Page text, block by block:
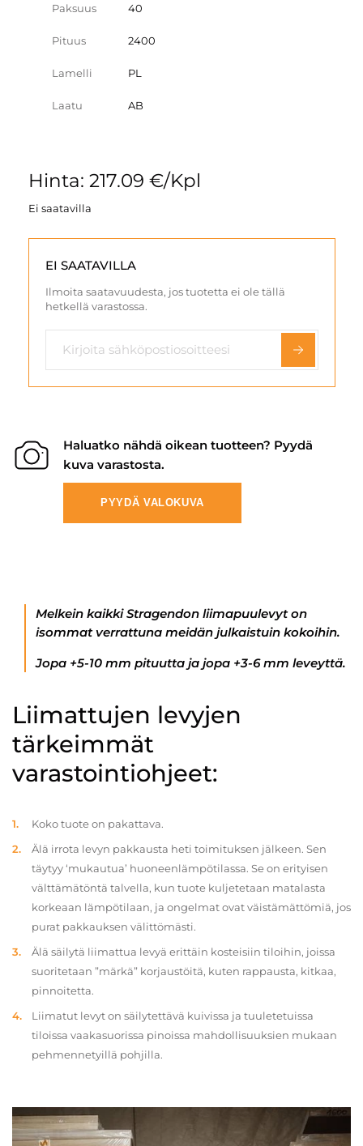
Paksuus 40
Pituus 2400
Lamelli PL
Laatu AB
Hinta: 217.09 €/Kpl
Ei saatavilla
EI SAATAVILLA
Ilmoita saatavuudesta, jos tuotetta ei ole tällä
hetkellä varastossa.
Haluatko nähdä oikean tuotteen? Pyydä
kuva varastosta.
PYYDÄ VALOKUVA
Melkein kaikki Stragendon liimapuulevyt on
isommat verrattuna meidän julkaistuin kokoihin.
Jopa +5-10 mm pituutta ja jopa +3-6 mm leveyttä.
Liimattujen levyjen
tärkeimmät
varastointiohjeet:
Koko tuote on pakattava.
Älä irrota levyn pakkausta heti toimituksen jälkeen. Sen
täytyy ‘mukautua’ huoneenlämpötilassa. Se on erityisen
välttämätöntä talvella, kun tuote kuljetetaan matalasta
korkeaan lämpötilaan, ja ongelmat ovat väistämättömiä, jos
purat pakkauksen välittömästi.
Älä säilytä liimattua levyä erittäin kosteisiin tiloihin, joissa
suoritetaan ”märkä” korjaustöitä, kuten rappausta, kitkaa,
pinnoitetta.
Liimatut levyt on säilytettävä kuivissa ja tuuletetuissa
tiloissa vaakasuorissa pinoissa mahdollisuuksien mukaan
pehmennetyillä pohjilla.